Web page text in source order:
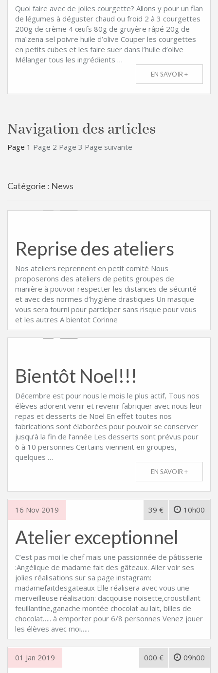
Quoi faire avec de jolies courgette? Allons y pour un flan
de légumes à déguster chaud ou froid 2 à 3 courgettes
200g de crème 4 œufs 80g de gruyère râpé 20g de
maïzena sel poivre huile d’olive Couper les courgettes
en petits cubes et les faire suer dans l’huile d’olive
Mélanger tous les ingrédients …
EN SAVOIR +
Navigation des articles
Page 1 Page 2 Page 3 Page suivante
Catégorie : News
Reprise des ateliers
Nos ateliers reprennent en petit comité Nous
proposerons des ateliers de petits groupes de
manière à pouvoir respecter les distances de sécurité
et avec des normes d’hygiène drastiques Un masque
vous sera fourni pour participer sans risque pour vous
et les autres A bientot Corinne
Bientôt Noel!!!
Décembre est pour nous le mois le plus actif, Tous nos
élèves adorent venir et revenir fabriquer avec nous leur
repas et desserts de Noel En effet toutes nos
fabrications sont élaborées pour pouvoir se conserver
jusqu’à la fin de l’année Les desserts sont prévus pour
6 à 10 personnes Certains viennent en groupes,
quelques …
EN SAVOIR +
16 Nov 2019 10h00
39 €
Atelier exceptionnel
C’est pas moi le chef mais une passionnée de pâtisserie
:Angélique de madame fait des gâteaux. Aller voir ses
jolies réalisations sur sa page instagram:
madamefaitdesgateaux Elle réalisera avec vous une
merveilleuse réalisation: dacqouise noisette,croustillant
feuillantine,ganache montée chocolat au lait, billes de
chocolat….. à emporter pour 6/8 personnes Venez jouer
les élèves avec moi…..
01 Jan 2019 09h00
000 €